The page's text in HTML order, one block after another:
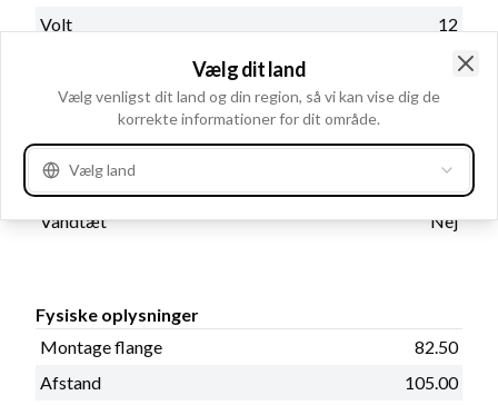
Volt
12
Katalog oplysninger
Olietæt
Nej
Prod. info
Vandtæt
Nej
Fysiske oplysninger
Montage flange
82.50
Afstand
105.00
Vælg dit land
Vælg venligst dit land og din region, så vi kan vise dig de
korrekte informationer for dit område.
Vælg land